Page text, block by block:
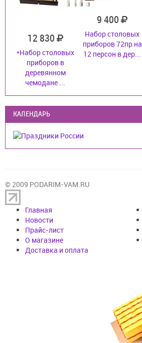
12 830
*Набор столовых
приборов в
деревянном
чемодане ...
9 400
Набор столовых
приборов 72пр на
12 персон в дер...
КАЛЕНДАРЬ
© 2009 PODARIM-VAM.RU
Главная
Новости
Прайс-лист
О магазине
Доставка и оплата